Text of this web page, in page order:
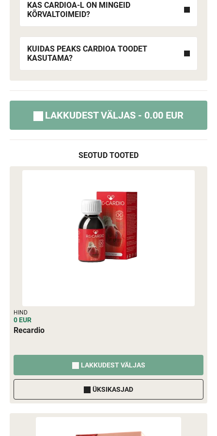
KAS CARDIOA-L ON MINGEID
KÕRVALTOIMEID?
KUIDAS PEAKS CARDIOA TOODET
KASUTAMA?
LAKKUDEST VÄLJAS - 0.00 EUR
SEOTUD TOOTED
HIND
0 EUR
Recardio
LAKKUDEST VÄLJAS
ÜKSIKASJAD